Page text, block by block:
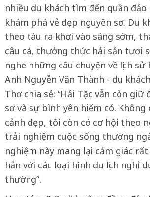
nhiều du khách tìm đến quần đảo
khám phá vẻ đẹp nguyên sơ. Du
theo tàu ra khơi vào sáng sớm,
câu cá, thưởng thức hải sản tươi
nghe những câu chuyện về lịch
Anh Nguyễn Văn Thành - du
Thơ chia sẻ: “Hải Tặc vẫn còn giữ
sơ và sự bình yên hiếm có. Không
cảnh đẹp, tôi còn có cơ hội theo
trải nghiệm cuộc sống thường
nghiệm này mang lại cảm giác
hẳn với các loại hình du lịch nghỉ
thường”.